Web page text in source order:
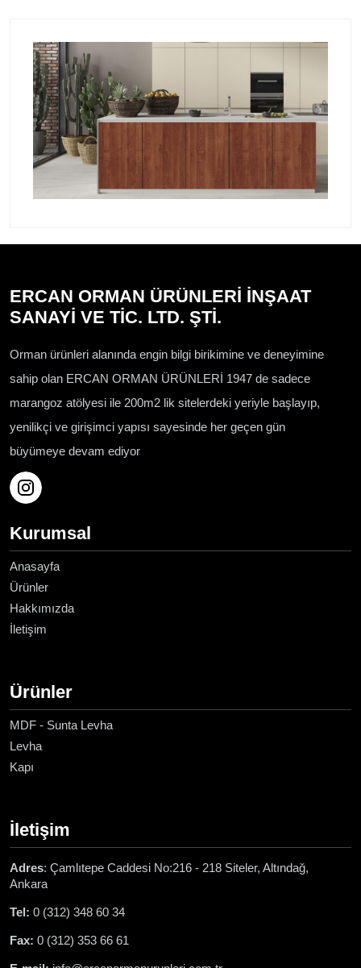
ERCAN ORMAN ÜRÜNLERİ İNŞAAT
SANAYİ VE TİC. LTD. ŞTİ.
Orman ürünleri alanında engin bilgi birikimine ve deneyimine
sahip olan ERCAN ORMAN ÜRÜNLERİ 1947 de sadece
marangoz atölyesi ile 200m2 lik sitelerdeki yeriyle başlayıp,
yenilikçi ve girişimci yapısı sayesinde her geçen gün
büyümeye devam ediyor
Kurumsal
Anasayfa
Ürünler
Hakkımızda
İletişim
Ürünler
MDF - Sunta Levha
Levha
Kapı
İletişim
Adres: Çamlıtepe Caddesi No:216 - 218 Siteler, Altındağ,
Ankara
Tel: 0 (312) 348 60 34
Fax: 0 (312) 353 66 61